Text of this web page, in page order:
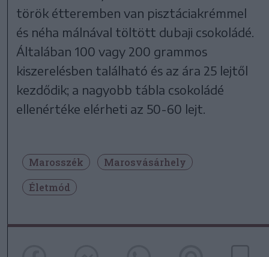
török étteremben van pisztáciakrémmel
és néha málnával töltött dubaji csokoládé.
Általában 100 vagy 200 grammos
kiszerelésben található és az ára 25 lejtől
kezdődik; a nagyobb tábla csokoládé
ellenértéke elérheti az 50-60 lejt.
Marosszék
Marosvásárhely
Életmód